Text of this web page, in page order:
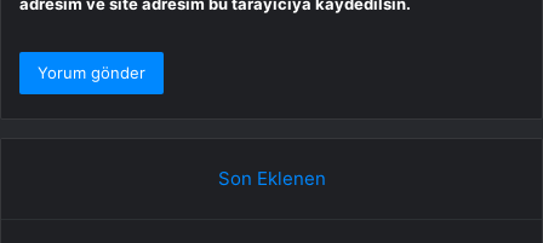
Son Eklenen